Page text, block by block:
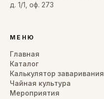
д. 1/1, оф. 273
МЕНЮ
Главная
Каталог
Калькулятор заваривания
Чайная культура
Мероприятия